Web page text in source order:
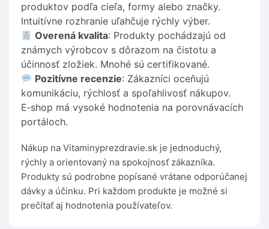
produktov podľa cieľa, formy alebo značky.
Intuitívne rozhranie uľahčuje rýchly výber.
Overená kvalita: Produkty pochádzajú od
známych výrobcov s dôrazom na čistotu a
účinnosť zložiek. Mnohé sú certifikované.
Pozitívne recenzie: Zákazníci oceňujú
komunikáciu, rýchlosť a spoľahlivosť nákupov.
E‑shop má vysoké hodnotenia na porovnávacích
portáloch.
Nákup na Vitaminyprezdravie.sk je jednoduchý,
rýchly a orientovaný na spokojnosť zákazníka.
Produkty sú podrobne popísané vrátane odporúčanej
dávky a účinku. Pri každom produkte je možné si
prečítať aj hodnotenia používateľov.